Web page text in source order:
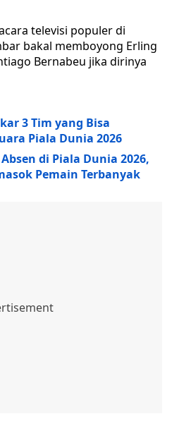
televisi populer di
bakal memboyong Erling
Bernabeu jika dirinya
3 Tim yang Bisa
Piala Dunia 2026
di Piala Dunia 2026,
Pemain Terbanyak